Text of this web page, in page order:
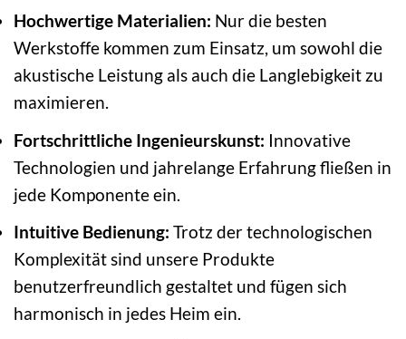
Hochwertige Materialien: Nur die besten
Werkstoffe kommen zum Einsatz, um sowohl die
akustische Leistung als auch die Langlebigkeit zu
maximieren.
Fortschrittliche Ingenieurskunst: Innovative
Technologien und jahrelange Erfahrung fließen in
jede Komponente ein.
Intuitive Bedienung: Trotz der technologischen
Komplexität sind unsere Produkte
benutzerfreundlich gestaltet und fügen sich
harmonisch in jedes Heim ein.